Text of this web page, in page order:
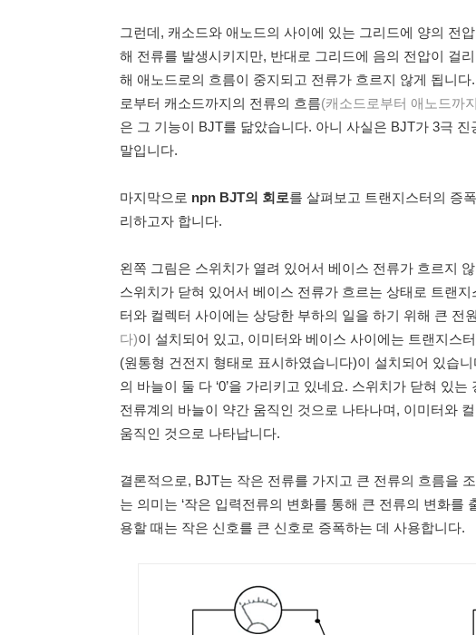
그런데, 캐소드와 애노드의 사이에 있는 그리드에 양의 전
해 전류를 발생시키지만, 반대로 그리드에 음의 전압이 걸
해 애노드로의 흐름이 중지되고 전류가 흐르지 않게 됩니
로부터 캐소드까지의 전류의 흐름(캐소드로부터 애노드까
은 그 기능이 BJT를 닮았습니다. 아니 사실은 BJT가 3극
말입니다.
마지막으로 npn BJT의 회로를 살펴보고 트랜지스터의 증
리하고자 합니다.
왼쪽 그림은 스위치가 열려 있어서 베이스 전류가 흐르지
스위치가 닫혀 있어서 베이스 전류가 흐르는 상태로 트랜지
터와 컬렉터 사이에는 상당한 부하의 일을 하기 위해 큰 전원
다)이 설치되어 있고, 이미터와 베이스 사이에는 트랜지스
(원통형 건전지 형태로 표시하였습니다)이 설치되어 있습
의 바늘이 둘 다 ‘0’을 가리키고 있네요. 스위치가 닫혀 있
전류계의 바늘이 약간 움직인 것으로 나타나며, 이미터와
움직인 것으로 나타납니다.
결론적으로, BJT는 작은 전류를 가지고 큰 전류의 흐름을
는 의미는 ‘작은 입력전류의 변화를 통해 큰 전류의 변화를
용할 때는 작은 신호를 큰 신호로 증폭하는 데 사용합니다.